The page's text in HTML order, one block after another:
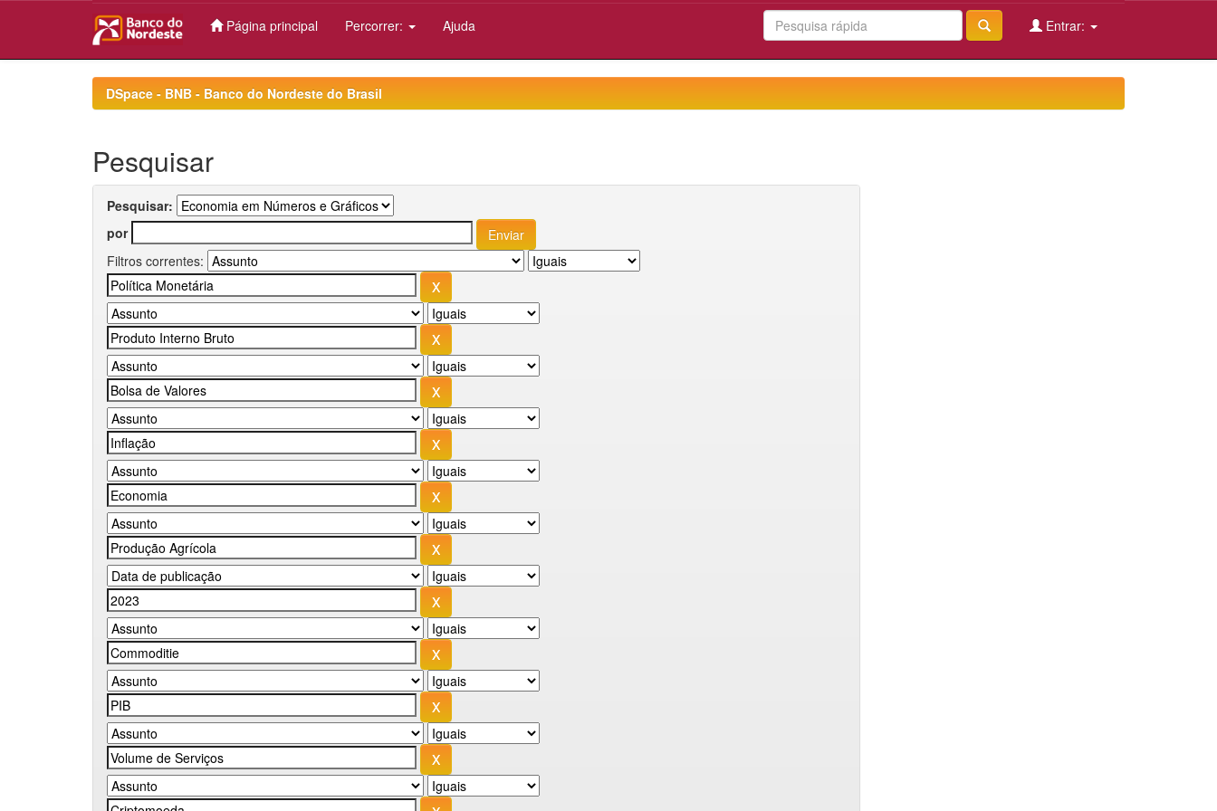
Página principal Percorrer: Ajuda Entrar:
DSpace - BNB - Banco do Nordeste do Brasil
Pesquisar
Pesquisar:
por
Filtros correntes: